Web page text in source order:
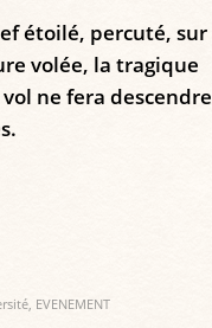
étoilé, percuté, sur
volée, la tragique
ne fera descendre
, EVENEMENT